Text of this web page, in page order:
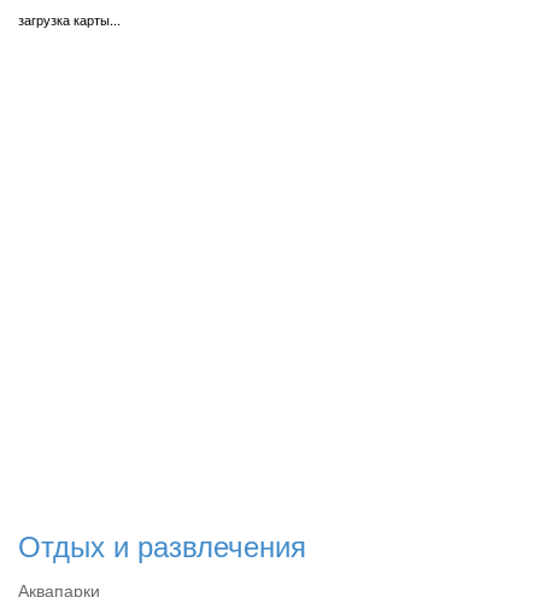
загрузка карты...
Отдых и развлечения
Аквапарки